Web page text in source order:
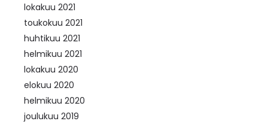
lokakuu 2021
toukokuu 2021
huhtikuu 2021
helmikuu 2021
lokakuu 2020
elokuu 2020
helmikuu 2020
joulukuu 2019